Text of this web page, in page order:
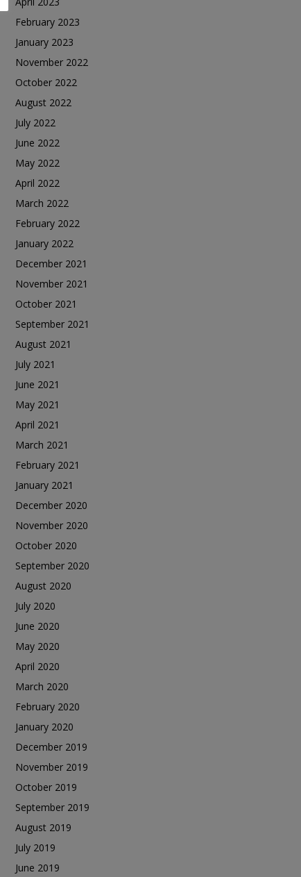
February 2023
January 2023
November 2022
October 2022
August 2022
July 2022
June 2022
May 2022
April 2022
March 2022
February 2022
January 2022
December 2021
November 2021
October 2021
September 2021
August 2021
July 2021
June 2021
May 2021
April 2021
March 2021
February 2021
January 2021
December 2020
November 2020
October 2020
September 2020
August 2020
July 2020
June 2020
May 2020
April 2020
March 2020
February 2020
January 2020
December 2019
November 2019
October 2019
September 2019
August 2019
July 2019
June 2019